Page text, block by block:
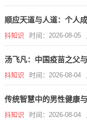
顺应天道与人道：个人
抖知识 时间：2026-08-05
汤飞凡：中国疫苗之父
抖知识 时间：2026-08-04
传统智慧中的男性健康
抖知识 时间：2026-08-04